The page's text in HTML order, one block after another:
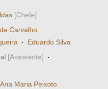
[Chefe]
Carvalho
· Eduardo Silva
[Assistente] ·
Ana Maria Peixoto